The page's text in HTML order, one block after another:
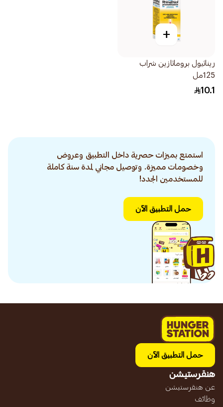
+
ريناثيول بروماثازين شراب
125مل
10.1
استمتع بميزات حصرية داخل التطبيق وعروض
وخصومات مميزة. وتوصيل مجاني لمدة سنة كاملة
للمستخدمين الجدد!
حمل التطبيق الآن
حمل التطبيق الآن
هنقرستيشن
عن هنقرستيشن
وظائف